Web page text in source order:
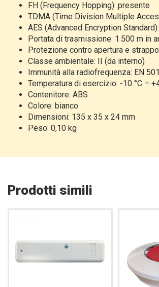
FH (Frequency Hopping): presente
TDMA (Time Division Multiple
AES (Advanced Encryption
Portata di trasmissione: 1.500 m in
Protezione contro apertura e
Classe ambientale: II (da interno)
Immunità alla radiofrequenza: EN
Temperatura di esercizio: -10 °C ÷
Contenitore: ABS
Colore: bianco
Dimensioni: 135 x 35 x 24 mm
Peso: 0,10 kg
Prodotti simili